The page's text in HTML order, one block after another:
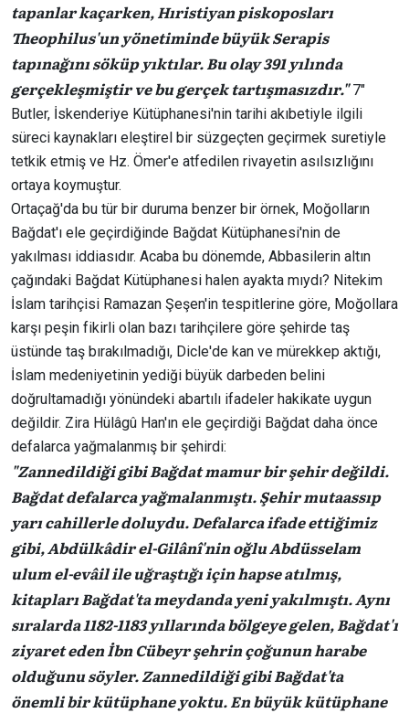
tapanlar kaçarken, Hıristiyan piskoposları
Theophilus'un yönetiminde büyük Serapis
tapınağını söküp yıktılar. Bu olay 391 yılında
gerçekleşmiştir ve bu gerçek tartışmasızdır."7″
Butler, İskenderiye Kütüphanesi'nin tarihi akıbetiyle ilgili
süreci kaynakları eleştirel bir süzgeçten geçirmek suretiyle
tetkik etmiş ve Hz. Ömer'e atfedilen rivayetin asılsızlığını
ortaya koymuştur.
Ortaçağ'da bu tür bir duruma benzer bir örnek, Moğolların
Bağdat'ı ele geçirdiğinde Bağdat Kütüphanesi'nin de
yakılması iddiasıdır. Acaba bu dönemde, Abbasilerin altın
çağındaki Bağdat Kütüphanesi halen ayakta mıydı? Nitekim
İslam tarihçisi Ramazan Şeşen'in tespitlerine göre, Moğollara
karşı peşin fikirli olan bazı tarihçilere göre şehirde taş
üstünde taş bırakılmadığı, Dicle'de kan ve mürekkep aktığı,
İslam medeniyetinin yediği büyük darbeden belini
doğrultamadığı yönündeki abartılı ifadeler hakikate uygun
değildir. Zira Hülâgû Han'ın ele geçirdiği Bağdat daha önce
defalarca yağmalanmış bir şehirdi:
"Zannedildiği gibi Bağdat mamur bir şehir değildi.
Bağdat defalarca yağmalanmıştı. Şehir mutaassıp
yarı cahillerle doluydu. Defalarca ifade ettiğimiz
gibi, Abdülkâdir el-Gilânî'nin oğlu Abdüsselam
ulum el-evâil ile uğraştığı için hapse atılmış,
kitapları Bağdat'ta meydanda yeni yakılmıştı. Aynı
sıralarda 1182-1183 yıllarında bölgeye gelen, Bağdat'ı
ziyaret eden İbn Cübeyr şehrin çoğunun harabe
olduğunu söyler. Zannedildiği gibi Bağdat'ta
önemli bir kütüphane yoktu. En büyük kütüphane